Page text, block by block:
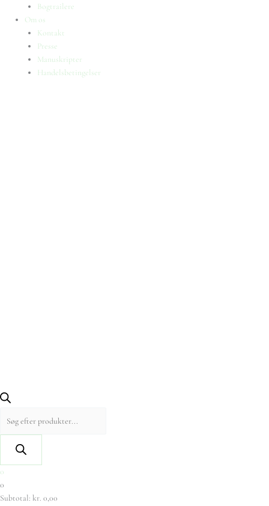
Bogtrailere
Om os
Kontakt
Presse
Manuskripter
Handelsbetingelser
0
0
Subtotal: kr. 0,00